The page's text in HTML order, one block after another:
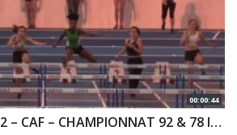
00:00:44
60M HAIES – SERIE 2 – CAF – CHAMPIONNAT 92 & 78 INDOOR 02/12/2018 – EAUBONNE